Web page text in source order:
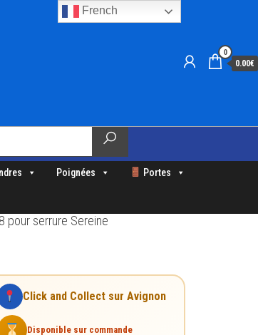
0
0.00€
Poignées Portes
pour serrure Sereine
Click and Collect sur Avignon
Disponible sur commande
French